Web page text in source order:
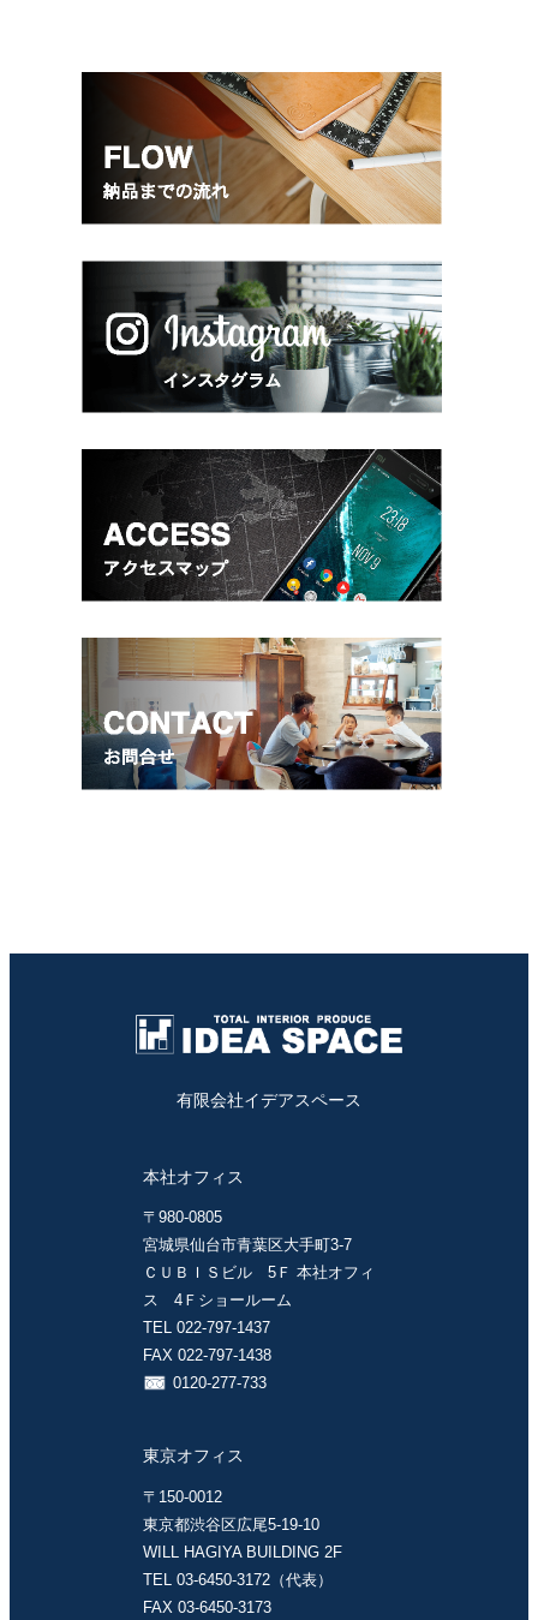
有限会社イデアスペース
本社オフィス
〒980-0805
宮城県仙台市青葉区大手町3-7
ＣＵＢＩＳビル 5Ｆ 本社オフィ
ス 4Ｆショールーム
TEL 022-797-1437
FAX 022-797-1438
0120-277-733
東京オフィス
〒150-0012
東京都渋谷区広尾5-19-10
WILL HAGIYA BUILDING 2F
TEL 03-6450-3172（代表）
FAX 03-6450-3173